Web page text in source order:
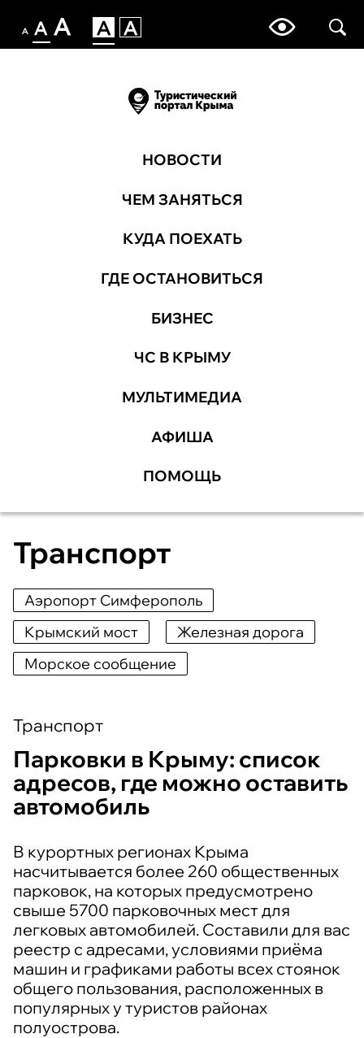
НОВОСТИ
ЧЕМ ЗАНЯТЬСЯ
КУДА ПОЕХАТЬ
ГДЕ ОСТАНОВИТЬСЯ
БИЗНЕС
ЧС В КРЫМУ
МУЛЬТИМЕДИА
АФИША
ПОМОЩЬ
Транспорт
Аэропорт Симферополь
Крымский мост
Железная дорога
Морское сообщение
Транспорт
Парковки в Крыму: список
адресов, где можно оставить
автомобиль
В курортных регионах Крыма
насчитывается более 260 общественных
парковок, на которых предусмотрено
свыше 5700 парковочных мест для
легковых автомобилей. Составили для вас
реестр с адресами, условиями приёма
машин и графиками работы всех стоянок
общего пользования, расположенных в
популярных у туристов районах
полуострова.